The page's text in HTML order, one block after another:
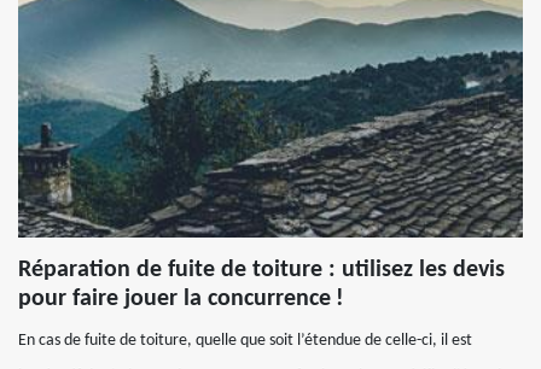
Réparation de fuite de toiture : utilisez les devis
pour faire jouer la concurrence !
En cas de fuite de toiture, quelle que soit l’étendue de celle-ci, il est